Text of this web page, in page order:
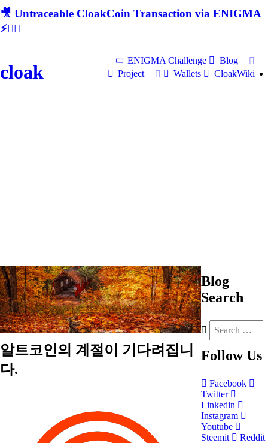
🎥 Untraceable CloakCoin Transaction via ENIGMA
⚡🕵‍♂
cloak
ENIGMA Challenge
Blog
Project
Wallets CloakWiki
알트코인의 계절이 기다려집니
다.
Blog
Search
Follow Us
Facebook
Twitter
Linkedin
Instagram
Youtube
Steemit
Reddit